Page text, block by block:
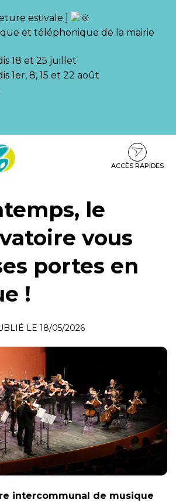
estivale ]
et téléphonique de la mairie
18 et 25 juillet
1er, 8, 15 et 22 août
ACCÈS RAPIDES
le
vous
portes en
!
LE 18/05/2026
intercommunal de musique